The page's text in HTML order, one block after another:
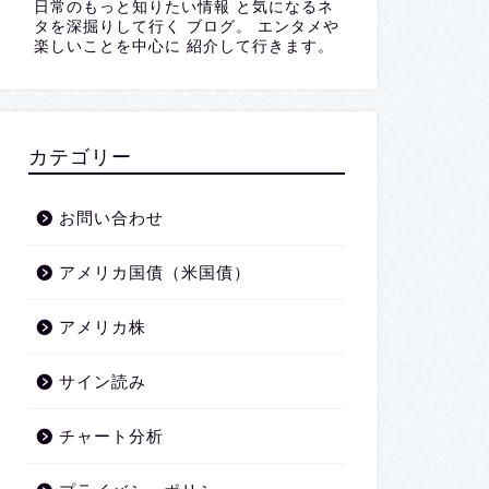
日常のもっと知りたい情報 と気になるネ
タを深掘りして行く ブログ。 エンタメや
楽しいことを中心に 紹介して行きます。
カテゴリー
お問い合わせ
アメリカ国債（米国債）
アメリカ株
サイン読み
チャート分析